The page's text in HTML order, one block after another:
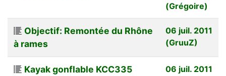
(Grégoire)
Objectif: Remontée du Rhône
à rames
06 juil. 2011
(GruuZ)
Kayak gonflable KCC335
06 juil. 2011